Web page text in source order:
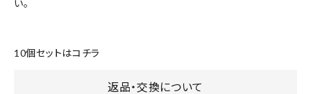
い。
10個セットはコチラ
返品・交換について